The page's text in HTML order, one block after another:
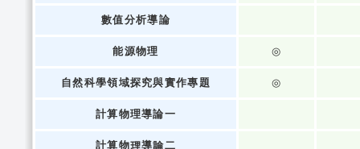
數值分析導論
能源物理 ◎
自然科學領域探究與實作專題 ◎
計算物理導論一
計算物理導論二